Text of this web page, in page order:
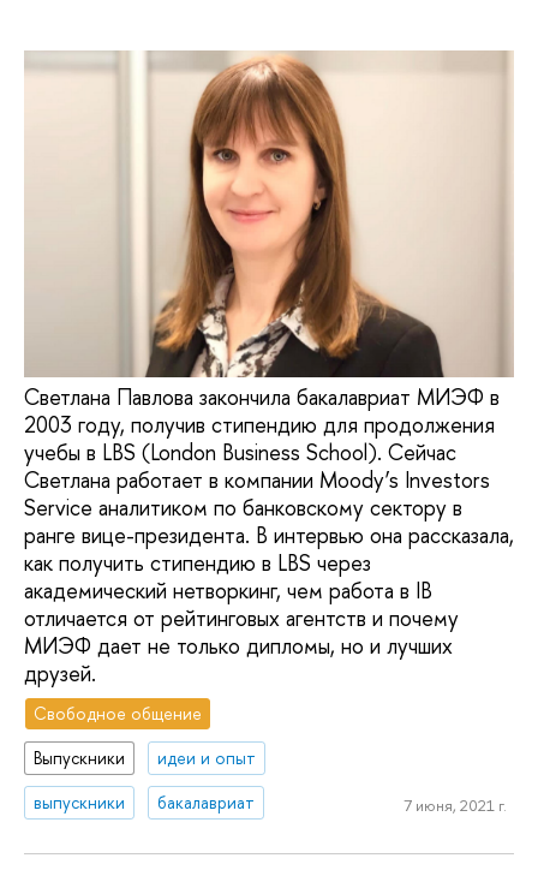
Светлана Павлова закончила бакалавриат МИЭФ в
2003 году, получив стипендию для продолжения
учебы в LBS (London Business School). Сейчас
Светлана работает в компании Moody’s Investors
Service аналитиком по банковскому сектору в
ранге вице-президента. В интервью она рассказала,
как получить стипендию в LBS через
академический нетворкинг, чем работа в IB
отличается от рейтинговых агентств и почему
МИЭФ дает не только дипломы, но и лучших
друзей.
Свободное общение
Выпускники
идеи и опыт
выпускники
бакалавриат 7 июня, 2021 г.